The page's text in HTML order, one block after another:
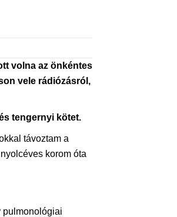
volna az önkéntes
vele rádiózásról,
tengernyi kötet.
távoztam a
korom óta
pulmonológiai